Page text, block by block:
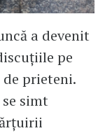
a devenit
pe
prieteni.
simt